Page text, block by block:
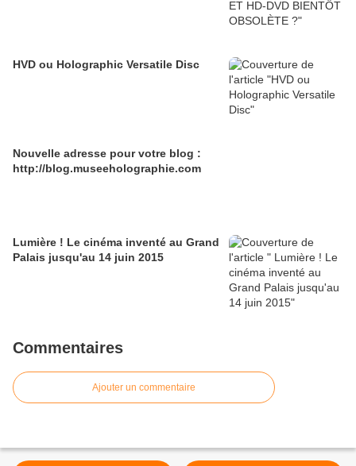
HVD ou Holographic Versatile Disc
Nouvelle adresse pour votre blog :
http://blog.museeholographie.com
Lumière ! Le cinéma inventé au Grand
Palais jusqu'au 14 juin 2015
Commentaires
Ajouter un commentaire